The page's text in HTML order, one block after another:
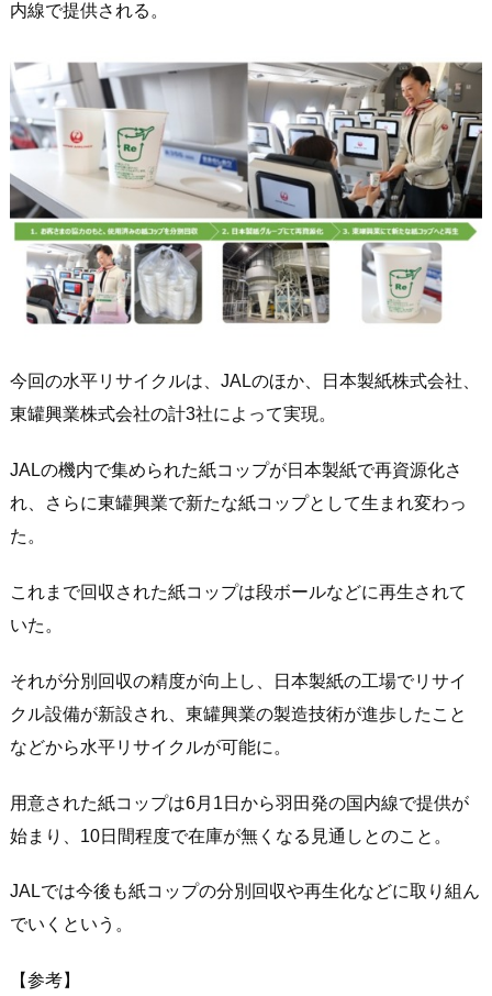
内線で提供される。
今回の水平リサイクルは、JALのほか、日本製紙株式会社、
東罐興業株式会社の計3社によって実現。
JALの機内で集められた紙コップが日本製紙で再資源化さ
れ、さらに東罐興業で新たな紙コップとして生まれ変わっ
た。
これまで回収された紙コップは段ボールなどに再生されて
いた。
それが分別回収の精度が向上し、日本製紙の工場でリサイ
クル設備が新設され、東罐興業の製造技術が進歩したこと
などから水平リサイクルが可能に。
用意された紙コップは6月1日から羽田発の国内線で提供が
始まり、10日間程度で在庫が無くなる見通しとのこと。
JALでは今後も紙コップの分別回収や再生化などに取り組ん
でいくという。
【参考】